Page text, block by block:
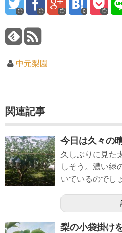
0
中元梨園
関連記事
今日は久々の
久しぶりに見た
しそう。濃い緑
いているのでし
梨の小袋掛け